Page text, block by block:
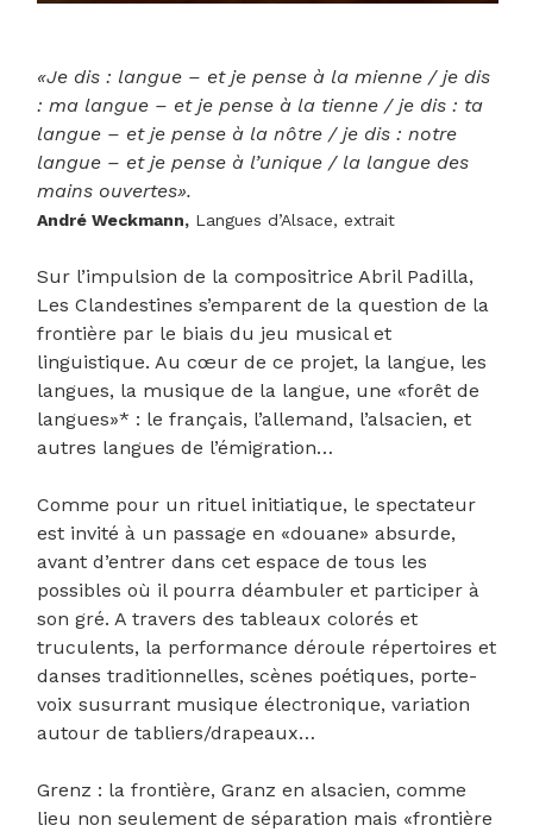
«Je dis : langue – et je pense à la mienne / je dis
: ma langue – et je pense à la tienne / je dis : ta
langue – et je pense à la nôtre / je dis : notre
langue – et je pense à l’unique / la langue des
mains ouvertes».
André Weckmann, Langues d’Alsace, extrait
Sur l’impulsion de la compositrice Abril Padilla,
Les Clandestines s’emparent de la question de la
frontière par le biais du jeu musical et
linguistique. Au cœur de ce projet, la langue, les
langues, la musique de la langue, une «forêt de
langues»* : le français, l’allemand, l’alsacien, et
autres langues de l’émigration…
Comme pour un rituel initiatique, le spectateur
est invité à un passage en «douane» absurde,
avant d’entrer dans cet espace de tous les
possibles où il pourra déambuler et participer à
son gré. A travers des tableaux colorés et
truculents, la performance déroule répertoires et
danses traditionnelles, scènes poétiques, porte-
voix susurrant musique électronique, variation
autour de tabliers/drapeaux…
Grenz : la frontière, Granz en alsacien, comme
lieu non seulement de séparation mais «frontière